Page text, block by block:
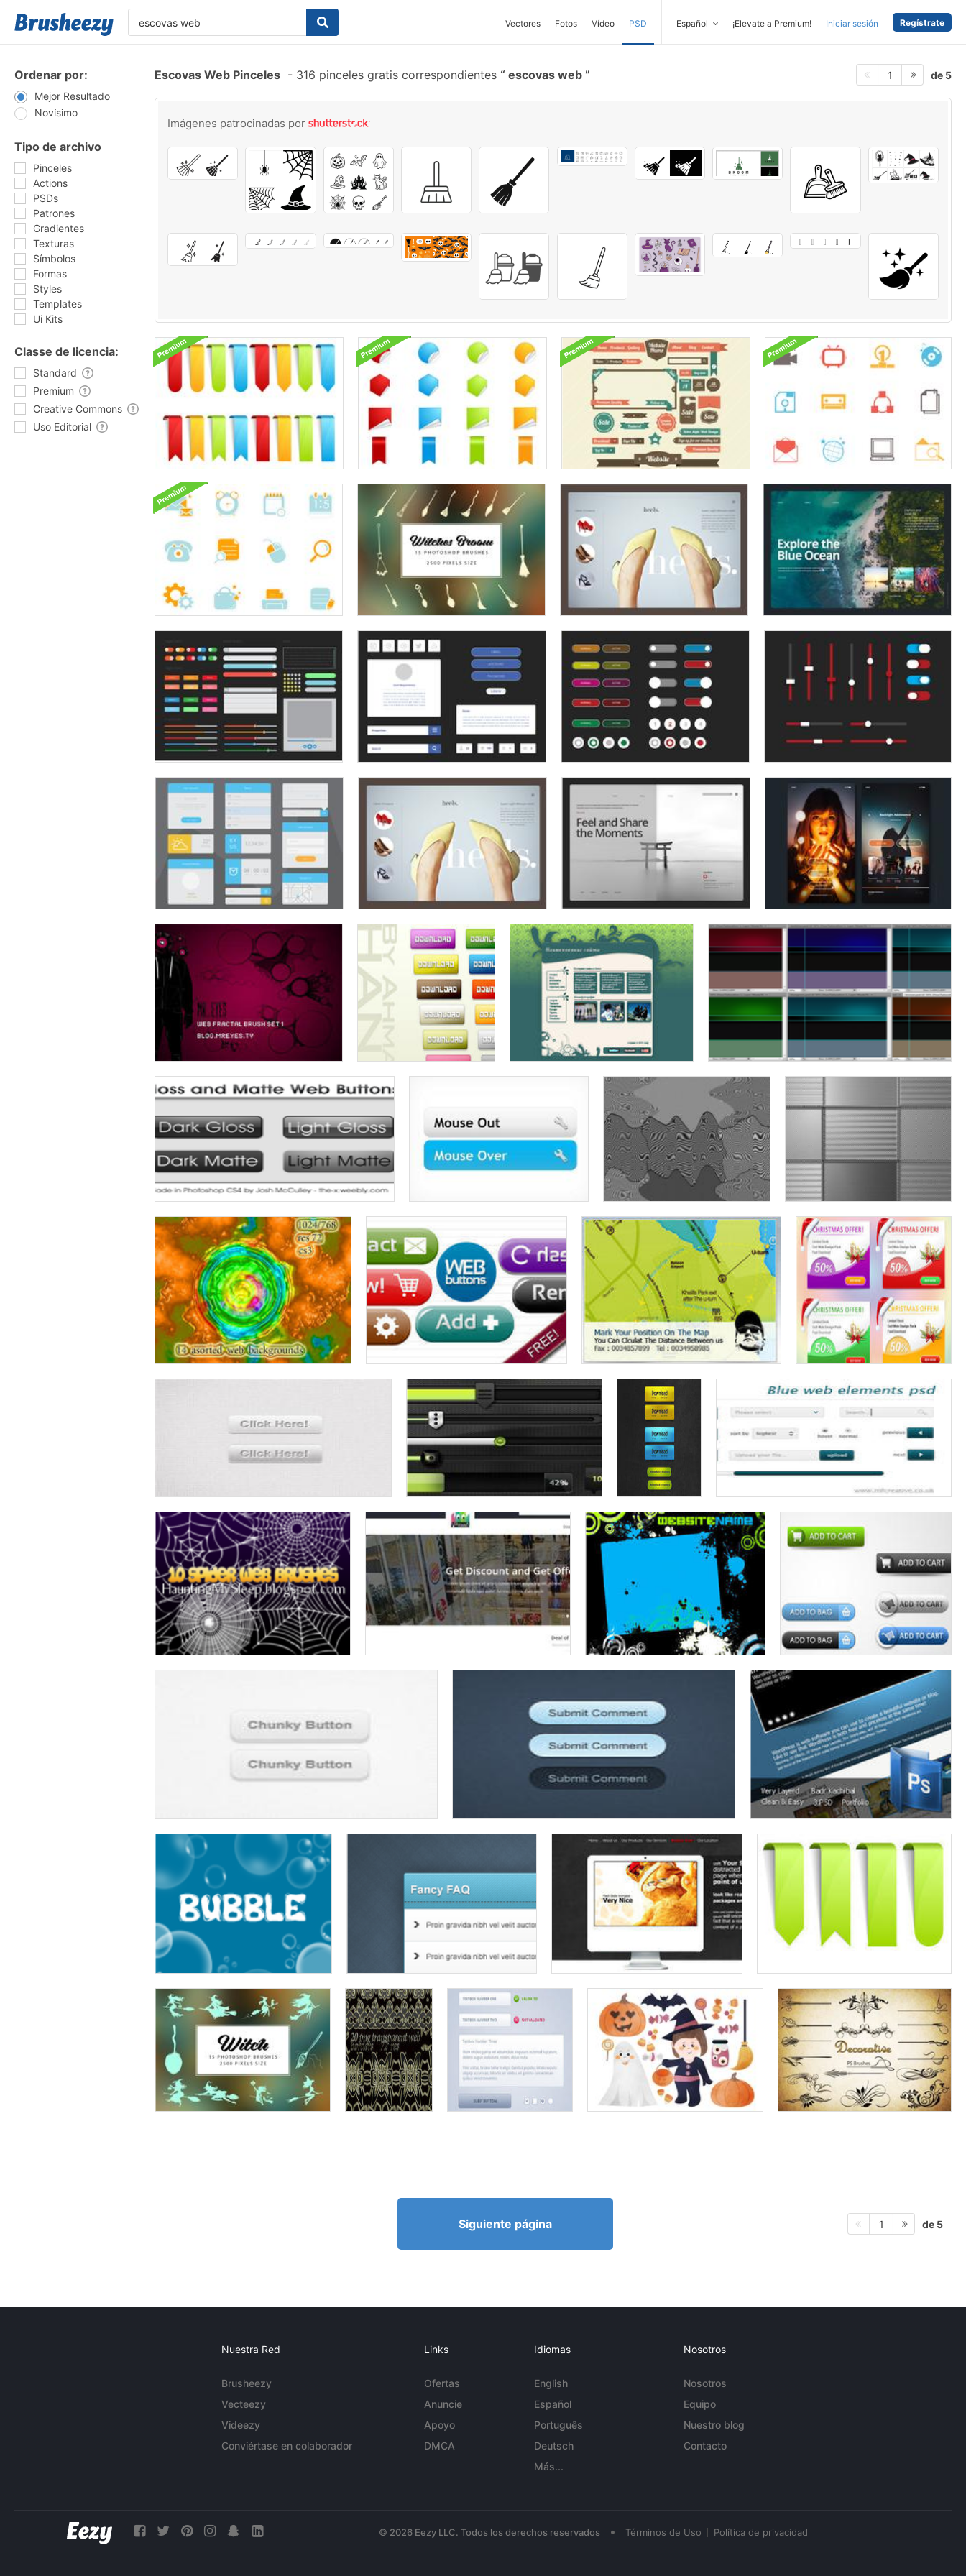
Vectores Fotos Vídeo PSD Español ¡Elevate a Premium! Iniciar sesión Regístrate
Ordenar por:
Mejor Resultado
Novísimo
Tipo de archivo
Pinceles
Actions
PSDs
Patrones
Gradientes
Texturas
Símbolos
Formas
Styles
Templates
Ui Kits
Classe de licencia:
Standard
Premium
Creative Commons
Uso Editorial
Escovas Web Pinceles - 316 pinceles gratis correspondientes escovas web 1 de 5
Imágenes patrocinadas por
Siguiente página 1 de 5
Nuestra Red
Brusheezy
Vecteezy
Videezy
Conviértase en colaborador
Links
Ofertas
Anuncie
Apoyo
DMCA
Idiomas
English
Español
Português
Deutsch
Más...
Nosotros
Nosotros
Equipo
Nuestro blog
Contacto
© 2026 Eezy LLC. Todos los derechos reservados • Términos de Uso Política de privacidad